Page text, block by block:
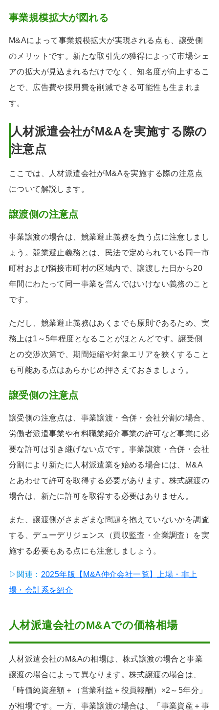
事業規模拡大が図れる
M&Aによって事業規模拡大が実現される点も、譲受側
のメリットです。新たな取引先の獲得によって市場シェ
アの拡大が見込まれるだけでなく、知名度が向上するこ
とで、広告費や採用費を削減できる可能性も生まれま
す。
人材派遣会社がM&Aを実施する際の
注意点
ここでは、人材派遣会社がM&Aを実施する際の注意点
について解説します。
譲渡側の注意点
事業譲渡の場合は、競業避止義務を負う点に注意しまし
ょう。競業避止義務とは、民法で定められている同一市
町村および隣接市町村の区域内で、譲渡した日から20
年間にわたって同一事業を営んではいけない義務のこと
です。
ただし、競業避止義務はあくまでも原則であるため、実
務上は1～5年程度となることがほとんどです。譲受側
との交渉次第で、期間短縮や対象エリアを狭くすること
も可能ある点はあらかじめ押さえておきましょう。
譲受側の注意点
譲受側の注意点は、事業譲渡・合併・会社分割の場合、
労働者派遣事業や有料職業紹介事業の許可など事業に必
要な許可は引き継げない点です。事業譲渡・合併・会社
分割により新たに人材派遣業を始める場合には、M&A
とあわせて許可を取得する必要があります。株式譲渡の
場合は、新たに許可を取得する必要はありません。
また、譲渡側がさまざまな問題を抱えていないかを調査
する、デューデリジェンス（買収監査・企業調査）を実
施する必要もある点にも注意しましょう。
▷関連： 2025年版【M&A仲介会社一覧】上場・非上
場・会計系を紹介
人材派遣会社のM&Aでの価格相場
人材派遣会社のM&Aの相場は、株式譲渡の場合と事業
譲渡の場合によって異なります。株式譲渡の場合は、
「時価純資産額＋（営業利益＋役員報酬）×2～5年分」
が相場です。一方、事業譲渡の場合は、「事業資産＋事